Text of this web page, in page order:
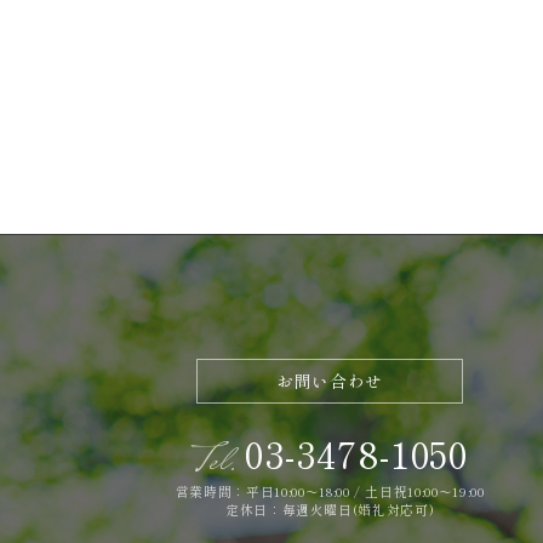
お問い合わせ
Tel.03-3478-1050
営業時間：平日10:00～18:00 / 土日祝10:00～19:00
定休日：毎週火曜日(婚礼対応可)